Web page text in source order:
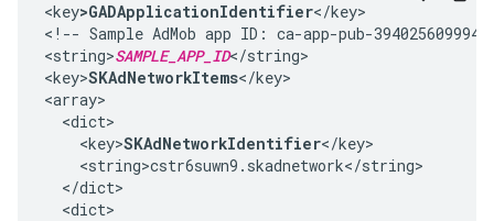
<key>GADApplicationIdentifier</key>
<!-- Sample AdMob app ID: ca-app-pub-
<string>SAMPLE_APP_ID</string>
<key>SKAdNetworkItems</key>
<array>
  <dict>
    <key>
SKAdNetworkIdentifier</key>
    <string>cstr6suwn9.skadnetwork</string>
  </dict>
  <dict>